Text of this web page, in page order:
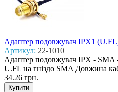
Адаптер подовжувач IPX1
Артикул: 22-1010
Адаптер подовжувач IPX -
U.FL на гніздо SMA Довжина
34.26 грн.